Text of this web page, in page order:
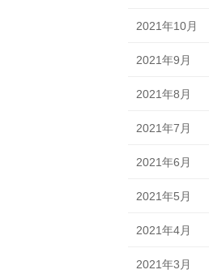
2021年10月
2021年9月
2021年8月
2021年7月
2021年6月
2021年5月
2021年4月
2021年3月